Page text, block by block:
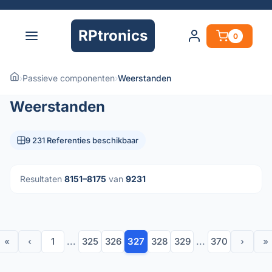
RPtronics 0
›Passieve componenten›Weerstanden
Weerstanden
9 231 Referenties beschikbaar
Resultaten 8151–8175 van 9231
« ‹ 1 ... 325 326 327 328 329 ... 370 › »